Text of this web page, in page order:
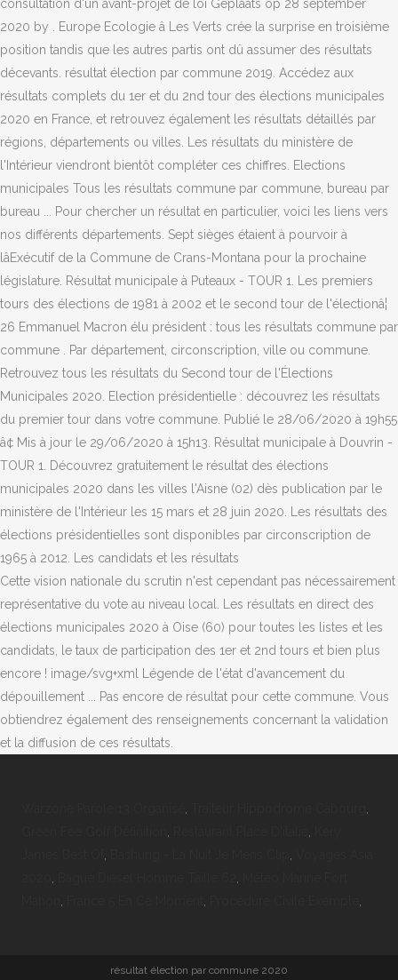
consultation d'un avant-projet de loi Geplaats op 28 september
2020 by . Europe Ecologie â Les Verts crée la surprise en troisième
position tandis que les autres partis ont dû assumer des résultats
décevants. résultat élection par commune 2019. Accédez aux
résultats complets du 1er et du 2nd tour des élections municipales
2020 en France, et retrouvez également les résultats détaillés par
régions, départements ou villes. Les résultats du ministère de
l'Intérieur viendront bientôt compléter ces chiffres. Elections
municipales Tous les résultats commune par commune, bureau par
bureau ... Pour chercher un résultat en particulier, voici les liens vers
nos différents départements. Sept sièges étaient à pourvoir à
lâExécutif de la Commune de Crans-Montana pour la prochaine
législature. Résultat municipale à Puteaux - TOUR 1. Les premiers
tours des élections de 1981 à 2002 et le second tour de l'électionâ¦
26 Emmanuel Macron élu président : tous les résultats commune par
commune . Par département, circonscription, ville ou commune.
Retrouvez tous les résultats du Second tour de l'Élections
Municipales 2020. Election présidentielle : découvrez les résultats
du premier tour dans votre commune. Publié le 28/06/2020 à 19h55
â¢ Mis à jour le 29/06/2020 à 15h13. Résultat municipale à Douvrin -
TOUR 1. Découvrez gratuitement le résultat des élections
municipales 2020 dans les villes l'Aisne (02) dès publication par le
ministère de l'Intérieur les 15 mars et 28 juin 2020. Les résultats des
élections présidentielles sont disponibles par circonscription de
1965 à 2012. Les candidats et les résultats
Cette vision nationale du scrutin n'est cependant pas nécessairement
représentative du vote au niveau local. Les résultats en direct des
élections municipales 2020 à Oise (60) pour toutes les listes et les
candidats, le taux de participation des 1er et 2nd tours et bien plus
encore ! image/svg+xml Légende de l'état d'avancement du
dépouillement ... Pas encore de résultat pour cette commune. Vous
obtiendrez également des renseignements concernant la validation
et la diffusion de ces résultats.
résultat élection par commune 2020